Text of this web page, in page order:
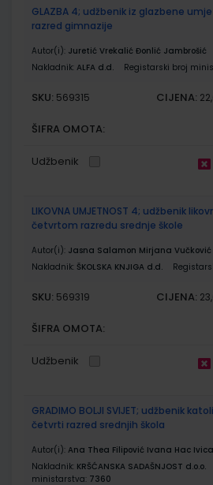
GLAZBA 4; udžbenik iz glazbene
razred gimnazije
Autor(i): Juretić Vrekalić Đonlić Jambrošić
Nakladnik: ALFA d.d. Registarski broj
SKU: 569315 CIJENA:
ŠIFRA OMOTA:
Udžbenik
LIKOVNA UMJETNOST 4; udžbenik
četvrtom razredu srednje škole
Autor(i): Jasna Salamon Mirjana Vučković
Nakladnik: ŠKOLSKA KNJIGA d.d.
SKU: 569319 CIJENA:
ŠIFRA OMOTA:
Udžbenik
GRADIMO BOLJI SVIJET; udžbenik
četvrti razred srednjih škola
Autor(i): Ana Thea Filipović Ivana Hac
Nakladnik: KRŠĆANSKA SADAŠNJOST d.o.o.
ministarstva: 7360